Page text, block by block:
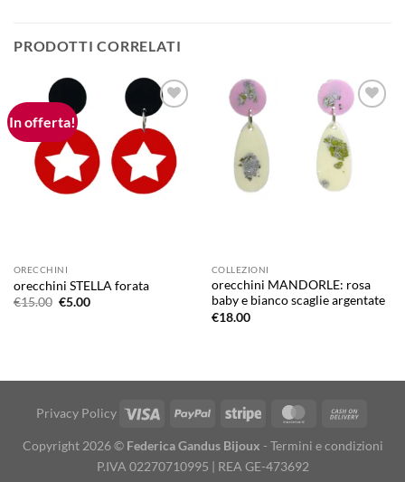
PRODOTTI CORRELATI
In offerta!
Aggiungi
alla lista
dei
desideri
ORECCHINI
orecchini STELLA forata
€15.00 Il
€5.00Il
alla lista
desideri
COLLEZIONI
orecchini MANDORLE: rosa
baby e bianco scaglie argentate
€18.00
Privacy Policy Visa PayPal Stripe MasterCard
Copyright 2026 © Federica Gandus Bijoux - Termini e condizioni
P.IVA 02270710995 | REA GE-473692